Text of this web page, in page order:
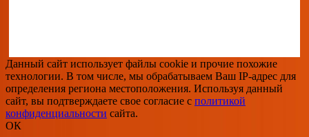
48 900 руб.
добавить в заказ
Данный сайт использует файлы cookie и прочие похожие
технологии. В том числе, мы обрабатываем Ваш IP-адрес для
определения региона местоположения. Используя данный
сайт, вы подтверждаете свое согласие с политикой
конфиденциальности сайта.
ОК